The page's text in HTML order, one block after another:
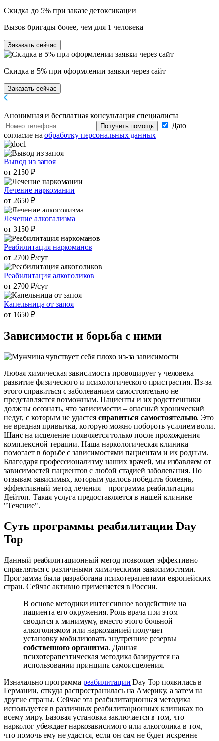
Скидка до 5% при заказе детоксикации
Вызов бригады более, чем для 1 человека
Заказать сейчас
Скидка в 5% при оформлении заявки через сайт
Заказать сейчас
Анонимная и бесплатная консультация специалиста
Получить помощь
Даю
согласие на обработку персональных данных
Вывод из запоя
от 2150 ₽
Лечение наркомании
от 2650 ₽
Лечение алкогализма
от 3150 ₽
Реабилитация наркоманов
от 2700 ₽/cут
Реабилитация алкоголиков
от 2700 ₽/cут
Капельница от запоя
от 1650 ₽
Зависимости и борьба с ними
Любая химическая зависимость провоцирует у человека
развитие физического и психологического пристрастия. Из-за
этого справиться с заболеванием самостоятельно не
представляется возможным. Пациенты и их родственники
должны осознать, что зависимости – опасный хронический
недуг, с которым не удастся справиться самостоятельно. Это
не вредная привычка, которую можно побороть усилием воли.
Шанс на исцеление появляется только после прохождения
комплексной терапии. Наша наркологическая клиника
помогает в борьбе с зависимостями пациентам и их родным.
Благодаря профессионализму наших врачей, мы избавляем от
зависимостей пациентов с любой стадией заболевания. По
отзывам зависимых, которым удалось победить болезнь,
эффективный метод лечения – программа реабилитации
Дейтоп. Такая услуга предоставляется в нашей клинике
"Течение".
Суть программы реабилитации Day
Top
Данный реабилитационный метод позволяет эффективно
справляться с различными химическими зависимостями.
Программа была разработана психотерапевтами европейских
стран. Сейчас активно применяется в России.
В основе методики интенсивное воздействие на
пациента его окружения. Роль врача при этом
сводится к минимуму, вместо этого больной
алкоголизмом или наркоманией получает
установку мобилизовать внутренние резервы
собственного организма. Данная
психотерапевтическая методика базируется на
использовании принципа самоисцеления.
Изначально программа реабилитации Day Top появилась в
Германии, откуда распространилась на Америку, а затем на
другие страны. Сейчас эта реабилитационная методика
используется в различных реабилитационных клиниках по
всему миру. Базовая установка заключается в том, что
нарколог убеждает наркозависимого или алкоголика в том,
что помочь ему не удастся, если он сам не будет искренне